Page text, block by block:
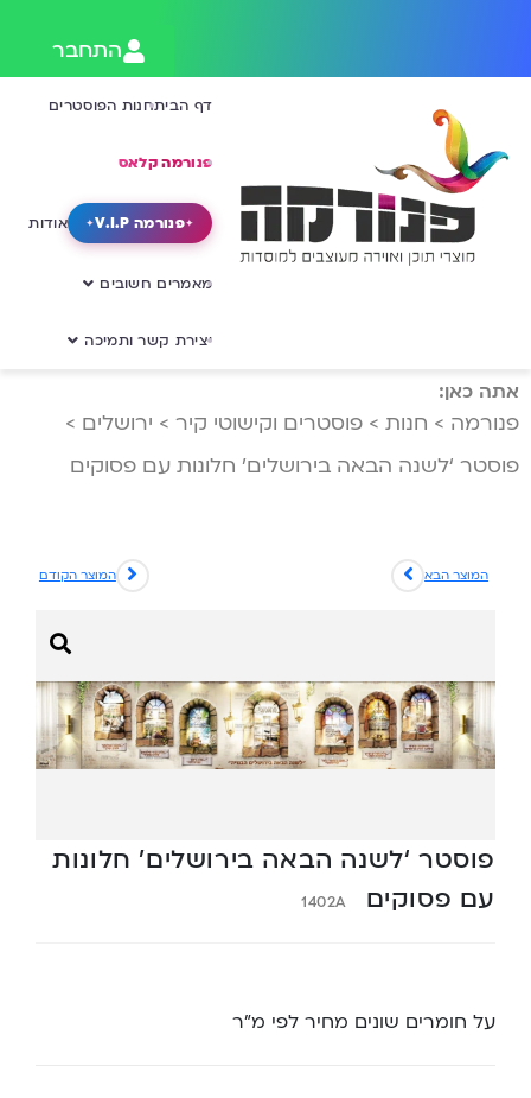
התחבר
דף הביתחנות הפוסטרים
פנורמה קלאס
פנורמה V.I.P אודות
מאמרים חשובים
יצירת קשר ותמיכה
אתה כאן:
פנורמה > חנות > פוסטרים וקישוטי קיר > ירושלים >
פוסטר ‘לשנה הבאה בירושלים’ חלונות עם פסוקים
המוצר הקודם המוצר הבא
פוסטר ‘לשנה הבאה בירושלים’ חלונות
עם פסוקים
1402A
על חומרים שונים מחיר לפי מ”ר